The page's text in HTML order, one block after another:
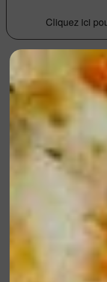
Cliquez ici